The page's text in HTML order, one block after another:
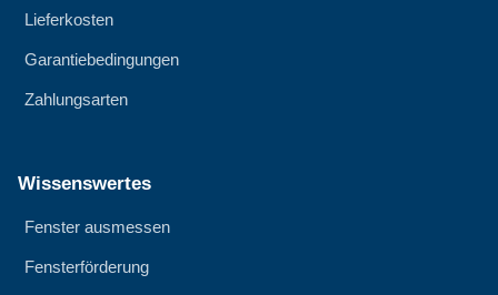
Lieferkosten
Garantiebedingungen
Zahlungsarten
Wissenswertes
Fenster ausmessen
Fensterförderung